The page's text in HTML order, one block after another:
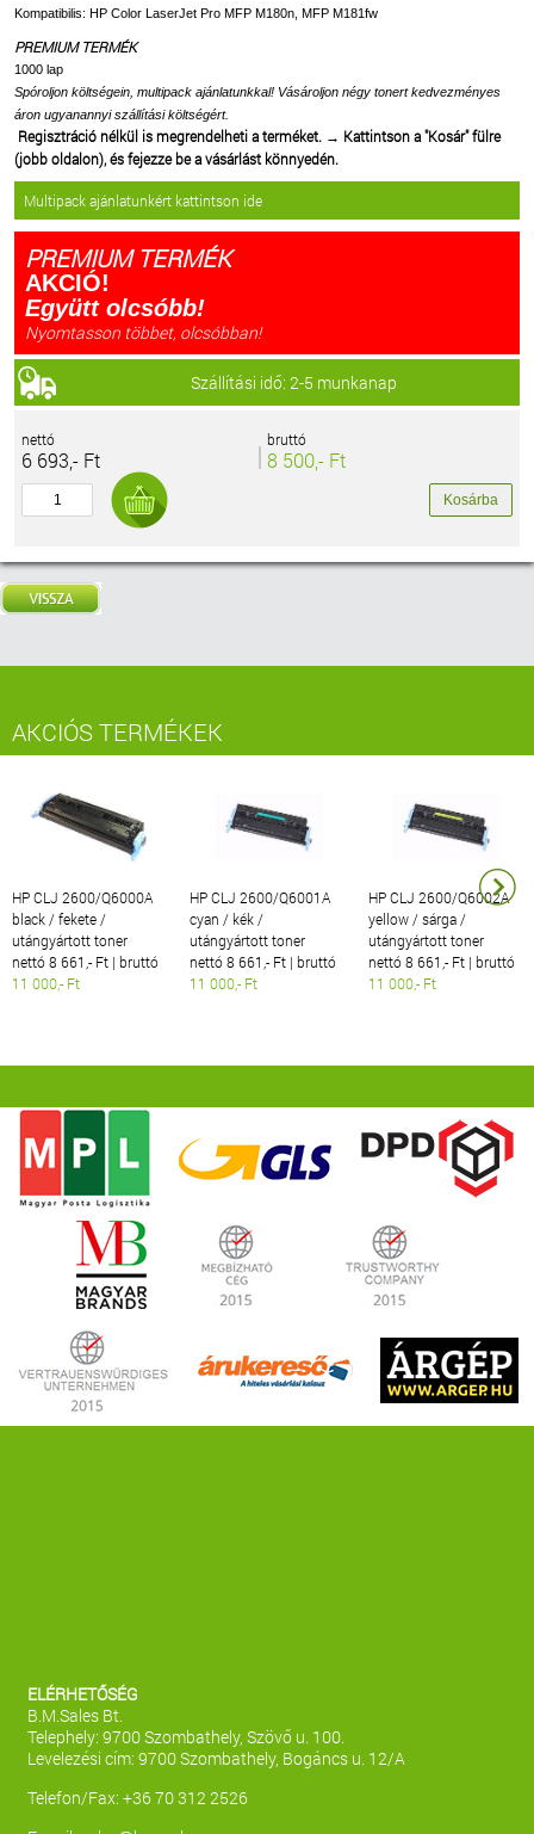
Kompatibilis: HP Color LaserJet Pro MFP M180n, MFP M181fw
PREMIUM TERMÉK
1000 lap
Spóroljon költségein, multipack ajánlatunkkal! Vásároljon négy tonert kedvezményes
áron ugyanannyi szállítási költségért.
Regisztráció nélkül is megrendelheti a terméket. → Kattintson a "Kosár" fülre
(jobb oldalon), és fejezze be a vásárlást könnyedén.
Multipack ajánlatunkért kattintson ide
PREMIUM TERMÉK
AKCIÓ!
Együtt olcsóbb!
Nyomtasson többet, olcsóbban!
Szállítási idő: 2-5 munkanap
nettó
6 693,- Ft
bruttó
8 500,- Ft
AKCIÓS TERMÉKEK
HP CLJ 2600/Q6000A
black / fekete /
utángyártott toner
nettó 8 661,- Ft | bruttó
11 000,- Ft
HP CLJ 2600/Q6001A
cyan / kék /
utángyártott toner
nettó 8 661,- Ft | bruttó
11 000,- Ft
HP CLJ 2600/Q6002A
yellow / sárga /
utángyártott toner
nettó 8 661,- Ft | bruttó
11 000,- Ft
ELÉRHETŐSÉG
B.M.Sales Bt.
Telephely: 9700 Szombathely, Szövő u. 100.
Levelezési cím: 9700 Szombathely, Bogáncs u. 12/A
Telefon/Fax: +36 70 312 2526